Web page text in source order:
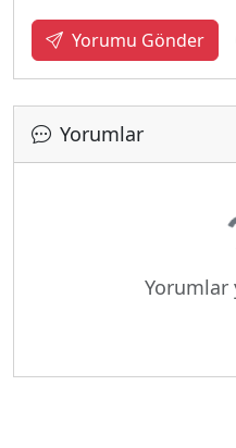
Yorumu Gönder
Yorumlar
Yorumlar